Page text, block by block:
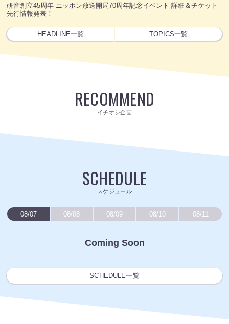
研音創立45周年 ニッポン放送開局70周年記念イベント 詳細＆チケット
先行情報発表！
HEADLINE一覧 TOPICS一覧
RECOMMEND
イチオシ企画
SCHEDULE
スケジュール
08/07 08/08 08/09 08/10 08/11
Coming Soon
SCHEDULE一覧